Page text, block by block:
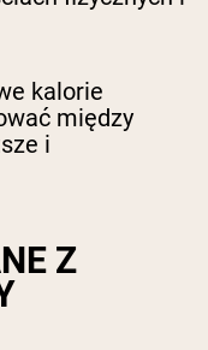
kalorie
między
i
Z